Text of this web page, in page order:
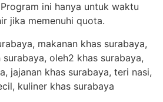
ini hanya untuk waktu
jika memenuhi quota.